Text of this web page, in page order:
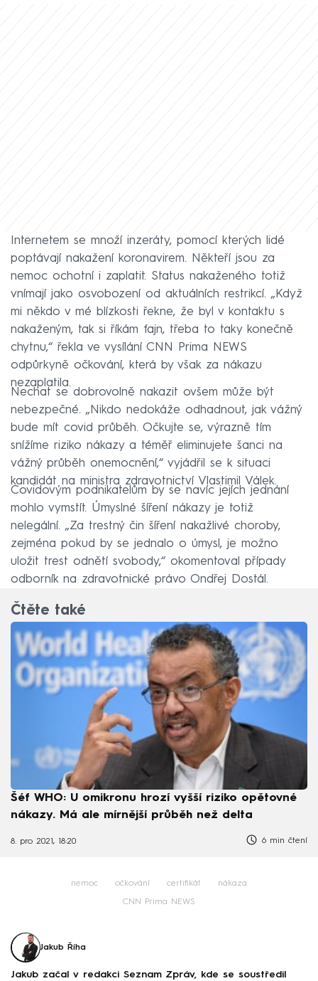
Internetem se množí inzeráty, pomocí kterých lidé
poptávají nakažení koronavirem. Někteří jsou za
nemoc ochotní i zaplatit. Status nakaženého totiž
vnímají jako osvobození od aktuálních restrikcí. „Když
mi někdo v mé blízkosti řekne, že byl v kontaktu s
nakaženým, tak si říkám fajn, třeba to taky konečně
chytnu,“ řekla ve vysílání CNN Prima NEWS
odpůrkyně očkování, která by však za nákazu
nezaplatila.
Nechat se dobrovolně nakazit ovšem může být
nebezpečné. „Nikdo nedokáže odhadnout, jak vážný
bude mít covid průběh. Očkujte se, výrazně tím
snížíme riziko nákazy a téměř eliminujete šanci na
vážný průběh onemocnění,“ vyjádřil se k situaci
kandidát na ministra zdravotnictví Vlastimil Válek.
Covidovým podnikatelům by se navíc jejích jednání
mohlo vymstít. Úmyslné šíření nákazy je totiž
nelegální. „Za trestný čin šíření nakažlivé choroby,
zejména pokud by se jednalo o úmysl, je možno
uložit trest odnětí svobody,“ okomentoval případy
odborník na zdravotnické právo Ondřej Dostál.
Čtěte také
Šéf WHO: U omikronu hrozí vyšší riziko opětovné
nákazy. Má ale mírnější průběh než delta
8. pro 2021, 18:20 6 min čtení
nemoc očkování certifikát nákaza
CNN Prima NEWS
Jakub Říha
Jakub začal v redakci Seznam Zpráv, kde se soustředil